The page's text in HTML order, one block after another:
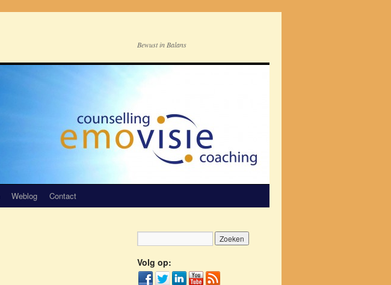
Bewust in Balans
Weblog Contact
Volg op: